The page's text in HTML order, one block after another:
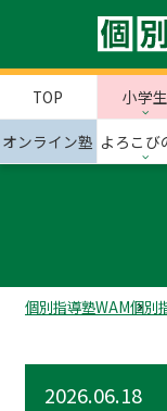
TOP 小学生
オンライン塾 よろこび
個別指導塾WAM個別
2026.06.18